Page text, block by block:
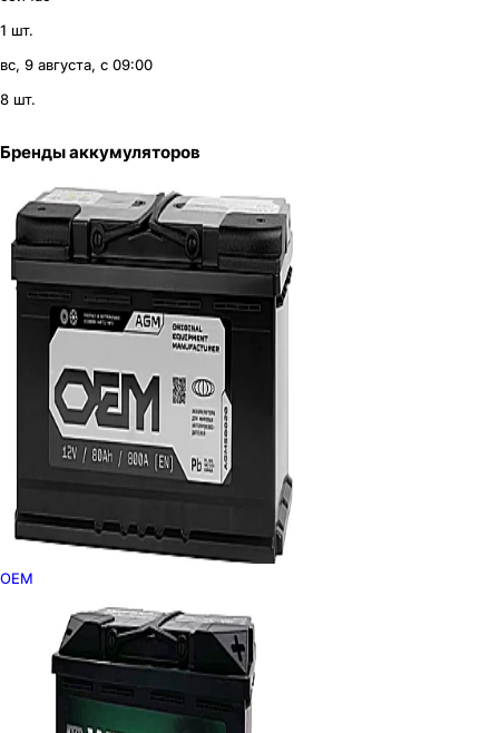
1 шт.
вс, 9 августа, с 09:00
8 шт.
Бренды аккумуляторов
OEM